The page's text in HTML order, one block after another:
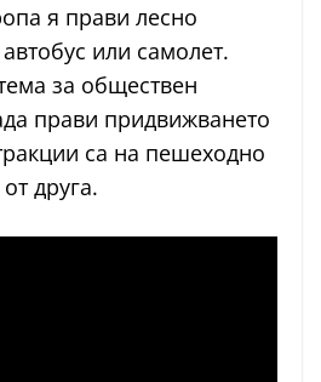
я прави лесно
или самолет.
за обществен
прави придвижването
са на пешеходно
друга.